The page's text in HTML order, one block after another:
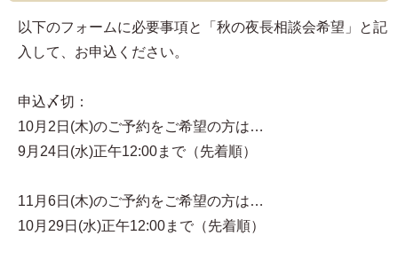
以下のフォームに必要事項と「秋の夜長相談会希望」と記
入して、お申込ください。
申込〆切：
10月2日(木)のご予約をご希望の方は…
9月24日(水)正午12:00まで（先着順）
11月6日(木)のご予約をご希望の方は…
10月29日(水)正午12:00まで（先着順）